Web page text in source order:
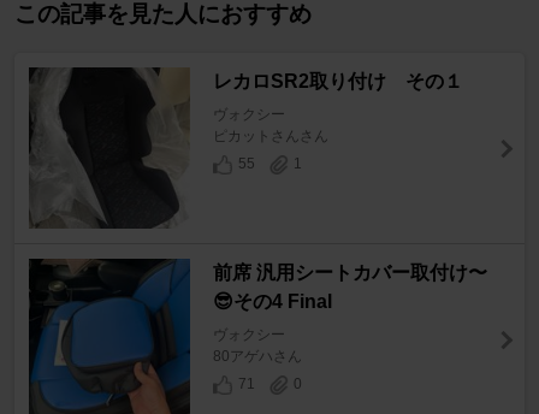
この記事を見た人におすすめ
レカロSR2取り付け その１
ヴォクシー
ピカットさんさん
55
1
前席 汎用シートカバー取付け〜
😎その4 Final
ヴォクシー
80アゲハさん
71
0